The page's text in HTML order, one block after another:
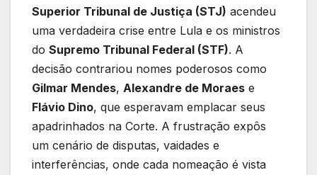
Superior Tribunal de Justiça (STJ) acendeu
uma verdadeira crise entre Lula e os ministros
do Supremo Tribunal Federal (STF). A
decisão contrariou nomes poderosos como
Gilmar Mendes, Alexandre de Moraes e
Flávio Dino, que esperavam emplacar seus
apadrinhados na Corte. A frustração expôs
um cenário de disputas, vaidades e
interferências, onde cada nomeação é vista